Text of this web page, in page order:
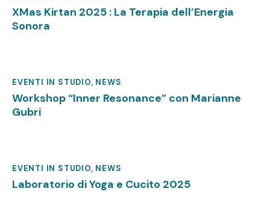
XMas Kirtan 2025 : La Terapia dell’Energia
Sonora
EVENTI IN STUDIO, NEWS
Workshop “Inner Resonance” con Marianne
Gubri
EVENTI IN STUDIO, NEWS
Laboratorio di Yoga e Cucito 2025